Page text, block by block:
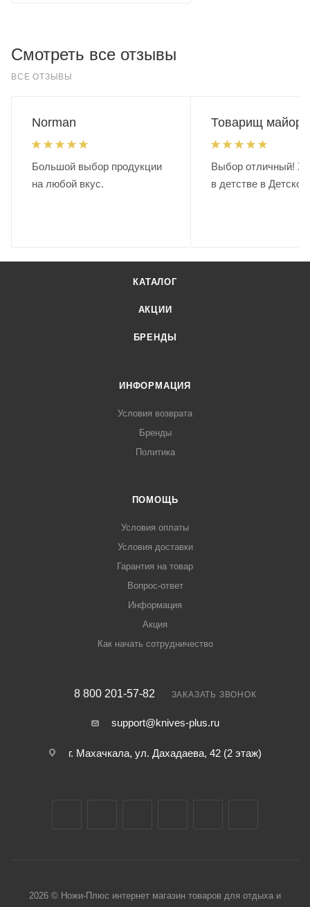
Смотреть все отзывы
ВСЕ ОТЗЫВЫ
Norman
Большой выбор продукции
на любой вкус.
Товарищ майор.
Выбор отличный!
в детстве в
КАТАЛОГ
АКЦИИ
БРЕНДЫ
ИНФОРМАЦИЯ
Условия возврата
Бренды
Политика
ПОМОЩЬ
Условия оплаты
Условия доставки
Гарантия на товар
Вопрос-ответ
Информация
Акция
Как начать сотрудничество
8 800 201-57-82 ЗАКАЗАТЬ ЗВОНОК
support@knives-plus.ru
г. Махачкала, ул. Дахадаева, 42 (2 этаж)
2026 © Ножи-Плюс интернет магазин товаров для отдыха и